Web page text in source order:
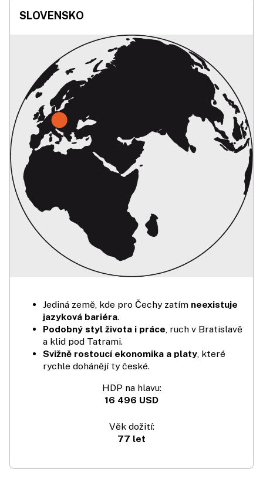
SLOVENSKO
Jediná země, kde pro Čechy zatím neexistuje
jazyková bariéra.
Podobný styl života i práce, ruch v Bratislavě
a klid pod Tatrami.
Svižně rostoucí ekonomika a platy, které
rychle dohánějí ty české.
HDP na hlavu:
16 496 USD
Věk dožití:
77 let